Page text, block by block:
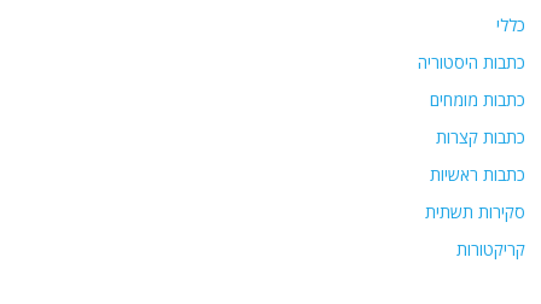
כללי
כתבות היסטוריה
כתבות מומחים
כתבות קצרות
כתבות ראשיות
סקירות תשתית
קריקטורות